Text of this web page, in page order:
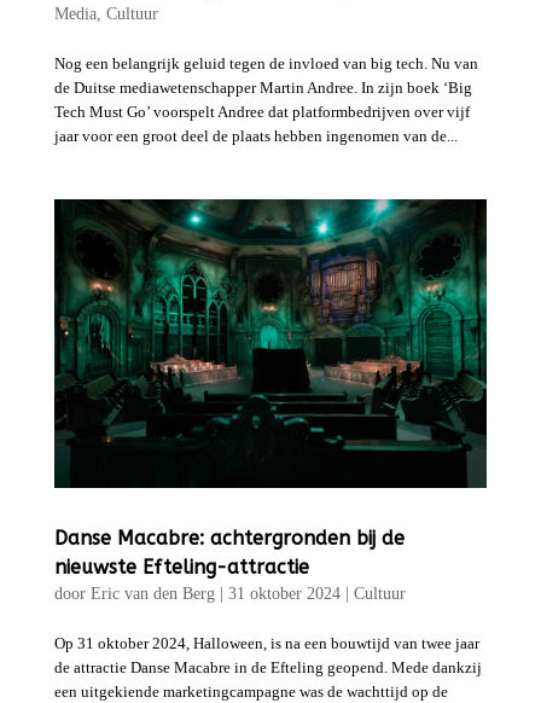
Media, Cultuur
Nog een belangrijk geluid tegen de invloed van big tech. Nu van
de Duitse mediawetenschapper Martin Andree. In zijn boek ‘Big
Tech Must Go’ voorspelt Andree dat platformbedrijven over vijf
jaar voor een groot deel de plaats hebben ingenomen van de...
Danse Macabre: achtergronden bij de
nieuwste Efteling-attractie
door Eric van den Berg| 31 oktober 2024| Cultuur
Op 31 oktober 2024, Halloween, is na een bouwtijd van twee jaar
de attractie Danse Macabre in de Efteling geopend. Mede dankzij
een uitgekiende marketingcampagne was de wachttijd op de